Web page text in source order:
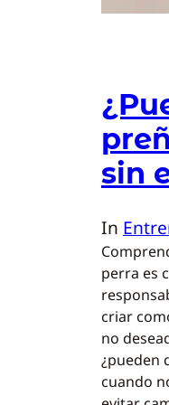
sin
In
perra es
criar
no
¿pueden
cuando